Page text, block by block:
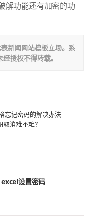
解功能还有加密的功
新闻网站模板立场。系
授权不得转载。
忘记密码的解决办法
消难不难？
设置密码